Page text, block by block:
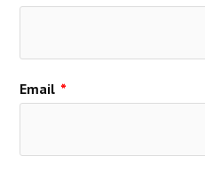
Email *